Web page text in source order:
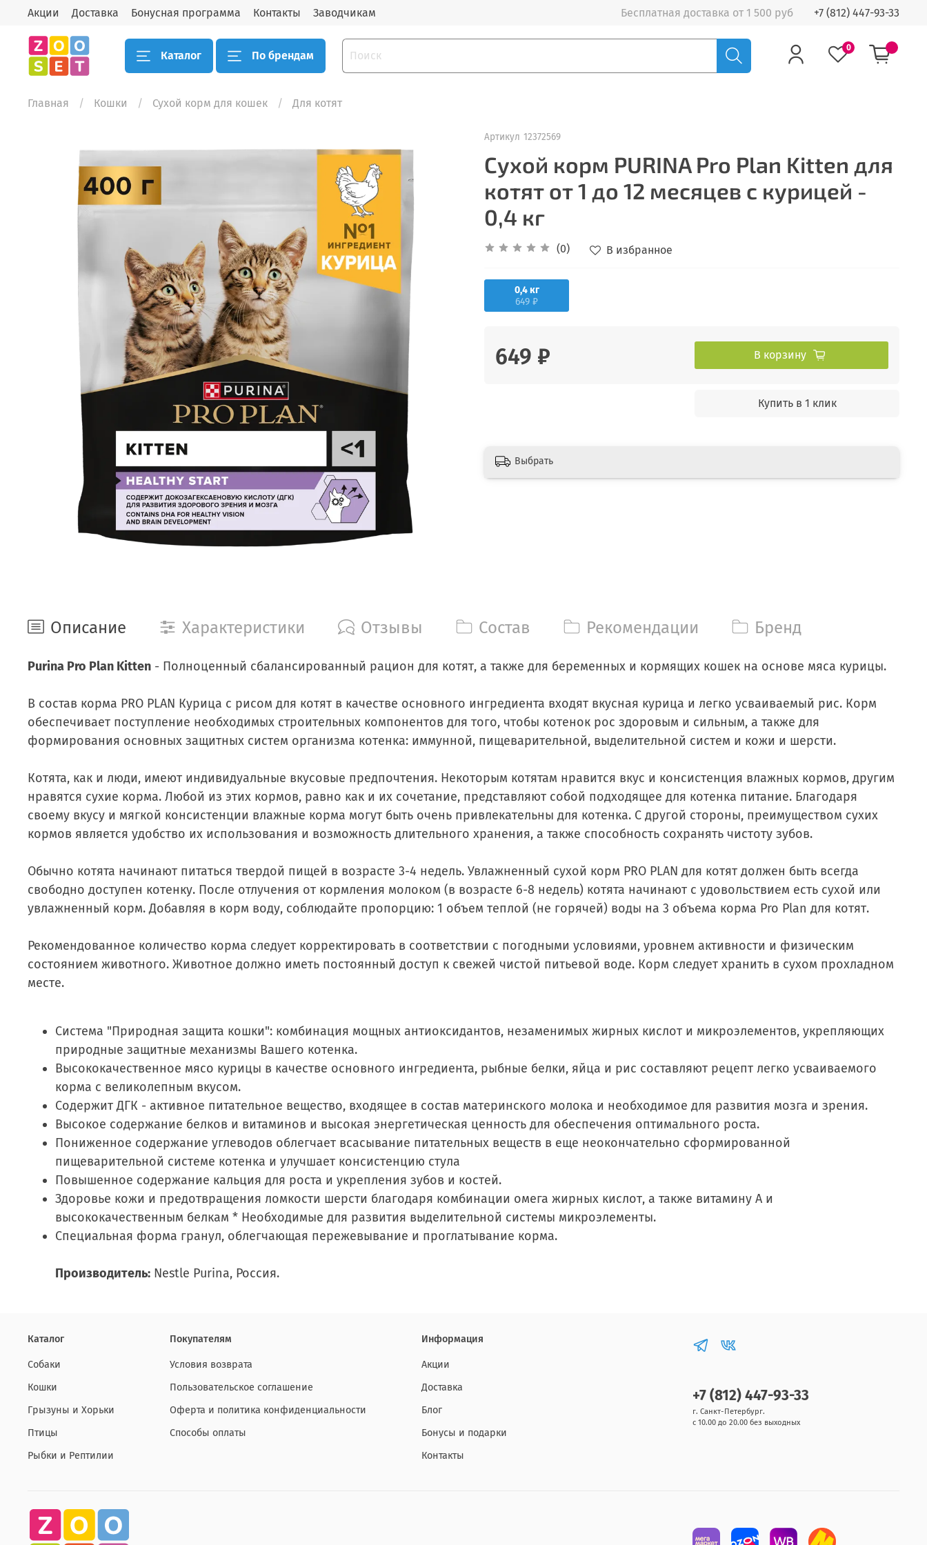
Акции Доставка Бонусная программа Контакты Заводчикам Бесплатная доставка от 1 500 руб +7 (812) 447-93-33
Каталог По брендам
0
Главная Кошки Сухой корм для кошек Для котят
Артикул 12372569
Сухой корм PURINA Pro Plan Kitten для
котят от 1 до 12 месяцев с курицей -
0,4 кг
(0) В избранное
0,4 кг
649 ₽
649 ₽ В корзину
Купить в 1 клик
Выбрать
Описание Характеристики Отзывы Состав Рекомендации Бренд
Purina Pro Plan Kitten - Полноценный сбалансированный рацион для котят, а также для беременных и кормящих кошек на основе мяса курицы.
В состав корма PRO PLAN Курица с рисом для котят в качестве основного ингредиента входят вкусная курица и легко усваиваемый рис. Корм
обеспечивает поступление необходимых строительных компонентов для того, чтобы котенок рос здоровым и сильным, а также для
формирования основных защитных систем организма котенка: иммунной, пищеварительной, выделительной систем и кожи и шерсти.
Котята, как и люди, имеют индивидуальные вкусовые предпочтения. Некоторым котятам нравится вкус и консистенция влажных кормов, другим
нравятся сухие корма. Любой из этих кормов, равно как и их сочетание, представляют собой подходящее для котенка питание. Благодаря
своему вкусу и мягкой консистенции влажные корма могут быть очень привлекательны для котенка. С другой стороны, преимуществом сухих
кормов является удобство их использования и возможность длительного хранения, а также способность сохранять чистоту зубов.
Обычно котята начинают питаться твердой пищей в возрасте 3-4 недель. Увлажненный сухой корм PRO PLAN для котят должен быть всегда
свободно доступен котенку. После отлучения от кормления молоком (в возрасте 6-8 недель) котята начинают с удовольствием есть сухой или
увлажненный корм. Добавляя в корм воду, соблюдайте пропорцию: 1 объем теплой (не горячей) воды на 3 объема корма Pro Plan для котят.
Рекомендованное количество корма следует корректировать в соответствии с погодными условиями, уровнем активности и физическим
состоянием животного. Животное должно иметь постоянный доступ к свежей чистой питьевой воде. Корм следует хранить в сухом прохладном
месте.
Система "Природная защита кошки": комбинация мощных антиоксидантов, незаменимых жирных кислот и микроэлементов, укрепляющих
природные защитные механизмы Вашего котенка.
Высококачественное мясо курицы в качестве основного ингредиента, рыбные белки, яйца и рис составляют рецепт легко усваиваемого
корма с великолепным вкусом.
Содержит ДГК - активное питательное вещество, входящее в состав материнского молока и необходимое для развития мозга и зрения.
Высокое содержание белков и витаминов и высокая энергетическая ценность для обеспечения оптимального роста.
Пониженное содержание углеводов облегчает всасывание питательных веществ в еще неокончательно сформированной
пищеварительной системе котенка и улучшает консистенцию стула
Повышенное содержание кальция для роста и укрепления зубов и костей.
Здоровье кожи и предотвращения ломкости шерсти благодаря комбинации омега жирных кислот, а также витамину А и
высококачественным белкам * Необходимые для развития выделительной системы микроэлементы.
Специальная форма гранул, облегчающая пережевывание и проглатывание корма.
Производитель: Nestle Purina, Россия.
Каталог
Собаки
Кошки
Грызуны и Хорьки
Птицы
Рыбки и Рептилии
Покупателям
Условия возврата
Пользовательское соглашение
Оферта и политика конфиденциальности
Способы оплаты
Информация
Акции
Доставка
Блог
Бонусы и подарки
Контакты
+7 (812) 447-93-33
г. Санкт-Петербург.
с 10.00 до 20.00 без выходных